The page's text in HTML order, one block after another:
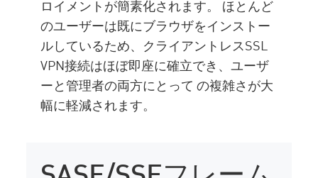
ロイメントが簡素化されます。 ほとんど
のユーザーは既にブラウザをインストー
ルしているため、クライアントレスSSL
VPN接続はほぼ即座に確立でき、ユーザ
ーと管理者の両方にとって の複雑さが大
幅に軽減されます。